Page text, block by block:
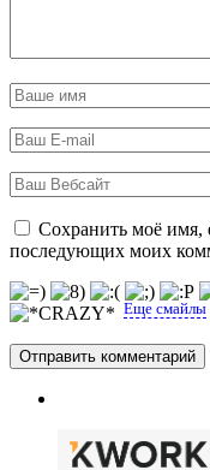
Сохранить моё имя,
последующих моих
Еще смайлы